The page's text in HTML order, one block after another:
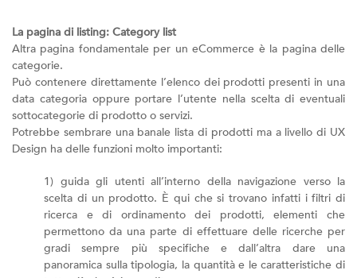
La pagina di listing: Category list
Altra pagina fondamentale per un eCommerce è la pagina delle
categorie.
Può contenere direttamente l’elenco dei prodotti presenti in una
data categoria oppure portare l’utente nella scelta di eventuali
sottocategorie di prodotto o servizi.
Potrebbe sembrare una banale lista di prodotti ma a livello di UX
Design ha delle funzioni molto importanti:
1) guida gli utenti all’interno della navigazione verso la
scelta di un prodotto. È qui che si trovano infatti i filtri di
ricerca e di ordinamento dei prodotti, elementi che
permettono da una parte di effettuare delle ricerche per
gradi sempre più specifiche e dall’altra dare una
panoramica sulla tipologia, la quantità e le caratteristiche di